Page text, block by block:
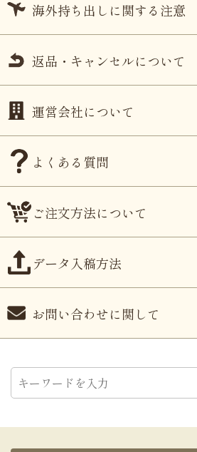
海外持ち出しに関する注意
返品・キャンセルについて
運営会社について
よくある質問
ご注文方法について
データ入稿方法
お問い合わせに関して